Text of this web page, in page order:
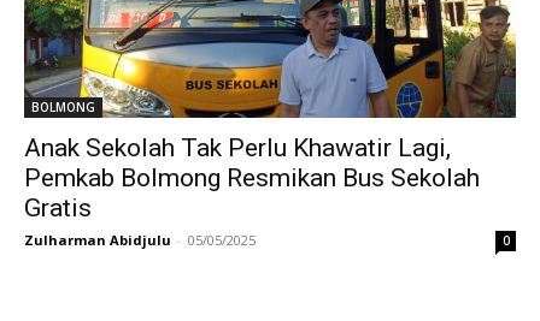
BOLMONG
Anak Sekolah Tak Perlu Khawatir Lagi,
Pemkab Bolmong Resmikan Bus Sekolah
Gratis
Zulharman Abidjulu - 05/05/2025 0